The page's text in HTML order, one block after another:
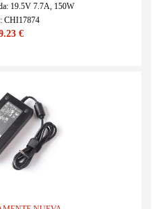
19.5V 7.7A, 150W
CHI17874
€